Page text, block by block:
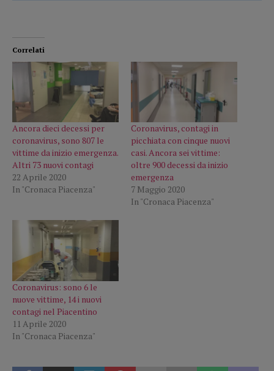
Correlati
Ancora dieci decessi per
coronavirus, sono 807 le
vittime da inizio emergenza.
Altri 73 nuovi contagi
22 Aprile 2020
In "Cronaca Piacenza"
Coronavirus, contagi in
picchiata con cinque nuovi
casi. Ancora sei vittime:
oltre 900 decessi da inizio
emergenza
7 Maggio 2020
In "Cronaca Piacenza"
Coronavirus: sono 6 le
nuove vittime, 14 i nuovi
contagi nel Piacentino
11 Aprile 2020
In "Cronaca Piacenza"